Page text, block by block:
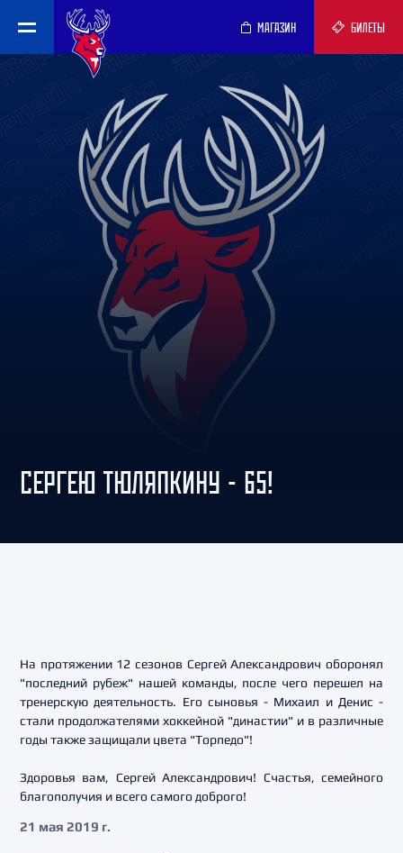
МАГАЗИН БИЛЕТЫ
СЕРГЕЮ ТЮЛЯПКИНУ - 65!
На протяжении 12 сезонов Сергей Александрович оборонял
"последний рубеж" нашей команды, после чего перешел на
тренерскую деятельность. Его сыновья - Михаил и Денис -
стали продолжателями хоккейной "династии" и в различные
годы также защищали цвета "Торпедо"!
Здоровья вам, Сергей Александрович! Счастья, семейного
благополучия и всего самого доброго!
21 мая 2019 г.